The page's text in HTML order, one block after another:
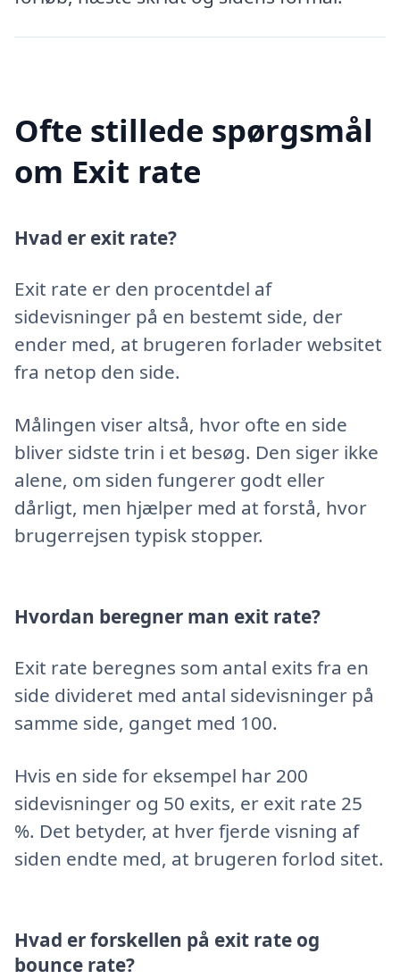
Ofte stillede spørgsmål
om Exit rate
Hvad er exit rate?
Exit rate er den procentdel af
sidevisninger på en bestemt side, der
ender med, at brugeren forlader websitet
fra netop den side.
Målingen viser altså, hvor ofte en side
bliver sidste trin i et besøg. Den siger ikke
alene, om siden fungerer godt eller
dårligt, men hjælper med at forstå, hvor
brugerrejsen typisk stopper.
Hvordan beregner man exit rate?
Exit rate beregnes som antal exits fra en
side divideret med antal sidevisninger på
samme side, ganget med 100.
Hvis en side for eksempel har 200
sidevisninger og 50 exits, er exit rate 25
%. Det betyder, at hver fjerde visning af
siden endte med, at brugeren forlod sitet.
Hvad er forskellen på exit rate og
bounce rate?